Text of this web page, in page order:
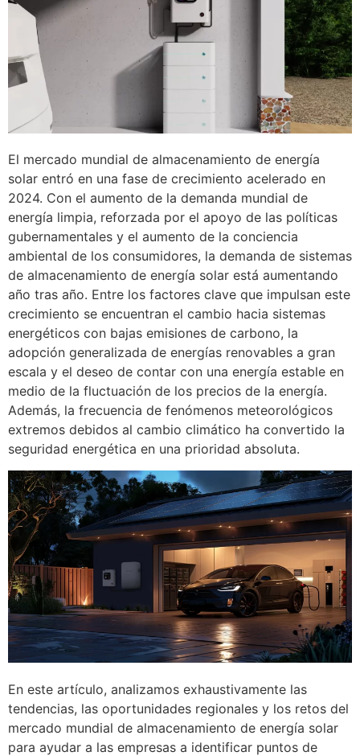
El mercado mundial de almacenamiento de energía
solar entró en una fase de crecimiento acelerado en
2024. Con el aumento de la demanda mundial de
energía limpia, reforzada por el apoyo de las políticas
gubernamentales y el aumento de la conciencia
ambiental de los consumidores, la demanda de sistemas
de almacenamiento de energía solar está aumentando
año tras año. Entre los factores clave que impulsan este
crecimiento se encuentran el cambio hacia sistemas
energéticos con bajas emisiones de carbono, la
adopción generalizada de energías renovables a gran
escala y el deseo de contar con una energía estable en
medio de la fluctuación de los precios de la energía.
Además, la frecuencia de fenómenos meteorológicos
extremos debidos al cambio climático ha convertido la
seguridad energética en una prioridad absoluta.
En este artículo, analizamos exhaustivamente las
tendencias, las oportunidades regionales y los retos del
mercado mundial de almacenamiento de energía solar
para ayudar a las empresas a identificar puntos de